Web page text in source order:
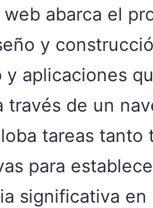
web abarca el
y
y aplicaciones
través de un
tareas tanto
para
significativa en